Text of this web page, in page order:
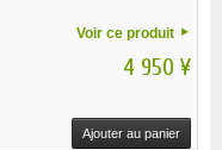
Voir ce produit
4 950 ¥
Ajouter au panier